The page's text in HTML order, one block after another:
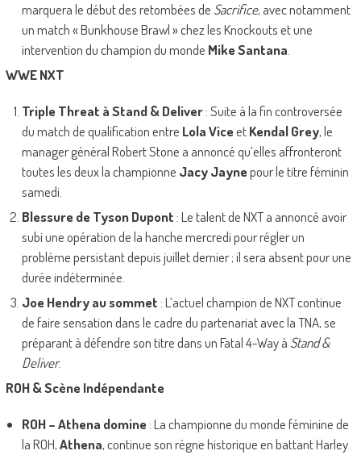
marquera le début des retombées de Sacrifice, avec notamment
un match « Bunkhouse Brawl » chez les Knockouts et une
intervention du champion du monde Mike Santana.
WWE NXT
Triple Threat à Stand & Deliver: Suite à la fin controversée
du match de qualification entre Lola ViceetKendal Grey, le
manager général Robert Stone a annoncé qu’elles affronteront
toutes les deux la championne Jacy Jaynepour le titre féminin
samedi.
Blessure de Tyson Dupont : Le talent de NXT a annoncé avoir
subi une opération de la hanche mercredi pour régler un
problème persistant depuis juillet dernier ; il sera absent pour une
durée indéterminée.
Joe Hendry au sommet : L’actuel champion de NXT continue
de faire sensation dans le cadre du partenariat avec la TNA, se
préparant à défendre son titre dans un Fatal 4-Way à Stand &
Deliver.
ROH & Scène Indépendante
ROH – Athena domine: La championne du monde féminine de
la ROH,Athena, continue son règne historique en battant Harley